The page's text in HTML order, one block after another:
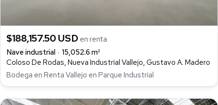
$188,157.50 USD en renta
Nave industrial
15,052.6 m²
Coloso De Rodas, Nueva Industrial Vallejo, Gustavo A. Madero
Bodega en Renta Vallejo en Parque Industrial